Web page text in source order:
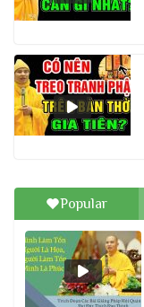
Popular